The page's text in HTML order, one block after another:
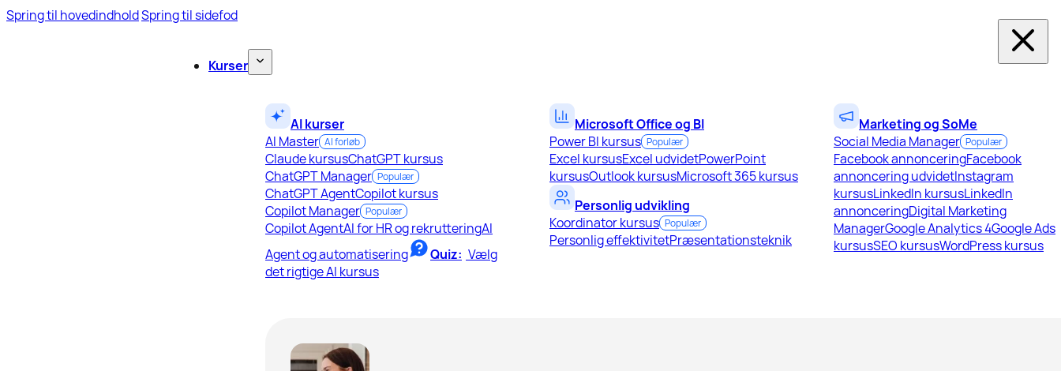
Spring til hovedindholdSpring til sidefod
Kurser
AI kurser
AI Master AI forløb
Claude kursusChatGPT kursus
ChatGPT Manager Populær
ChatGPT AgentCopilot kursus
Copilot Manager Populær
Copilot AgentAI for HR og rekrutteringAI
Agent og automatisering
Quiz: Vælg
det rigtige AI kursus
Microsoft Office og BI
Power BI kursus Populær
Excel kursusExcel udvidetPowerPoint
kursusOutlook kursusMicrosoft 365 kursus
Personlig udvikling
Koordinator kursus Populær
Personlig effektivitetPræsentationsteknik
Marketing og SoMe
Social Media Manager Populær
Facebook annonceringFacebook
annoncering udvidetInstagram
kursusLinkedIn kursusLinkedIn
annonceringDigital Marketing
ManagerGoogle Analytics 4Google Ads
kursusSEO kursusWordPress kursus